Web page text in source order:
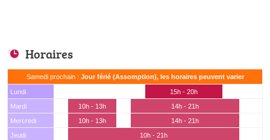
Horaires
Samedi prochain : Jour férié (Assomption), les horaires peuvent varier
Lundi
15h - 20h
Mardi
10h - 13h
14h - 21h
Mercredi
10h - 13h
14h - 21h
Jeudi
10h - 21h